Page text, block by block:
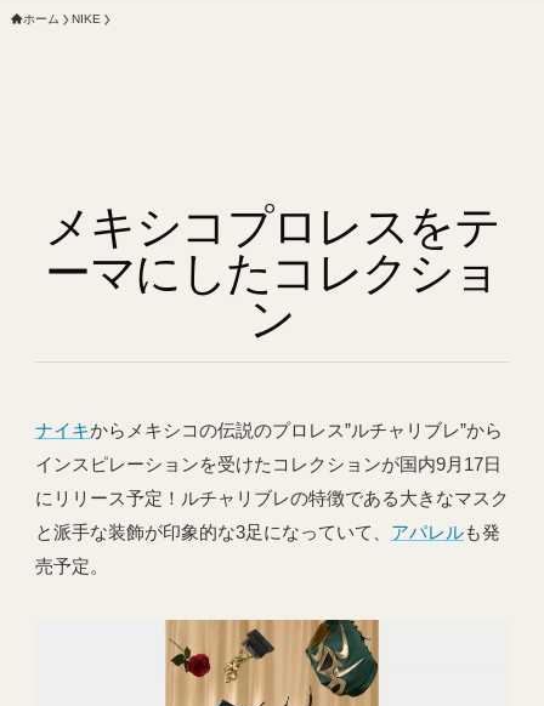
ホーム NIKE
メキシコプロレスをテ
ーマにしたコレクショ
ン
ナイキからメキシコの伝説のプロレス”ルチャリブレ”から
インスピレーションを受けたコレクションが国内9月17日
にリリース予定！ルチャリブレの特徴である大きなマスク
と派手な装飾が印象的な3足になっていて、 アパレルも発
売予定。